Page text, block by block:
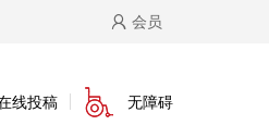
会员
线投稿 无障碍